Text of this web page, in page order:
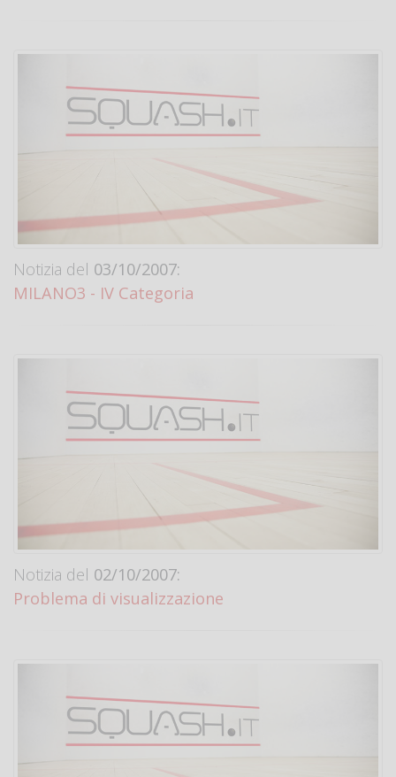
Notizia del 03/10/2007:
MILANO3 - IV Categoria
Notizia del 02/10/2007:
Problema di visualizzazione